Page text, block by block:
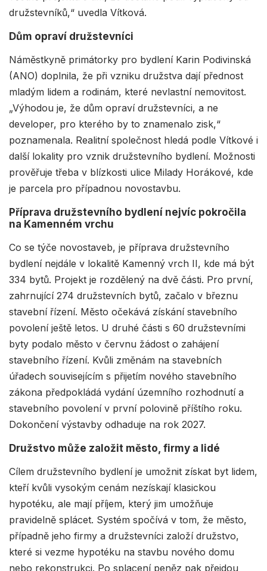
družstevníků,“ uvedla Vítková.
Dům opraví družstevníci
Náměstkyně primátorky pro bydlení Karin Podivinská
(ANO) doplnila, že při vzniku družstva dají přednost
mladým lidem a rodinám, které nevlastní nemovitost.
„Výhodou je, že dům opraví družstevníci, a ne
developer, pro kterého by to znamenalo zisk,“
poznamenala. Realitní společnost hledá podle Vítkové i
další lokality pro vznik družstevního bydlení. Možnosti
prověřuje třeba v blízkosti ulice Milady Horákové, kde
je parcela pro případnou novostavbu.
Příprava družstevního bydlení nejvíc pokročila
na Kamenném vrchu
Co se týče novostaveb, je příprava družstevního
bydlení nejdále v lokalitě Kamenný vrch II, kde má být
334 bytů. Projekt je rozdělený na dvě části. Pro první,
zahrnující 274 družstevních bytů, začalo v březnu
stavební řízení. Město očekává získání stavebního
povolení ještě letos. U druhé části s 60 družstevními
byty podalo město v červnu žádost o zahájení
stavebního řízení. Kvůli změnám na stavebních
úřadech souvisejícím s přijetím nového stavebního
zákona předpokládá vydání územního rozhodnutí a
stavebního povolení v první polovině příštího roku.
Dokončení výstavby odhaduje na rok 2027.
Družstvo může založit město, firmy a lidé
Cílem družstevního bydlení je umožnit získat byt lidem,
kteří kvůli vysokým cenám nezískají klasickou
hypotéku, ale mají příjem, který jim umožňuje
pravidelně splácet. Systém spočívá v tom, že město,
případně jeho firmy a družstevníci založí družstvo,
které si vezme hypotéku na stavbu nového domu
nebo rekonstrukci. Po splacení peněz pak přejdou